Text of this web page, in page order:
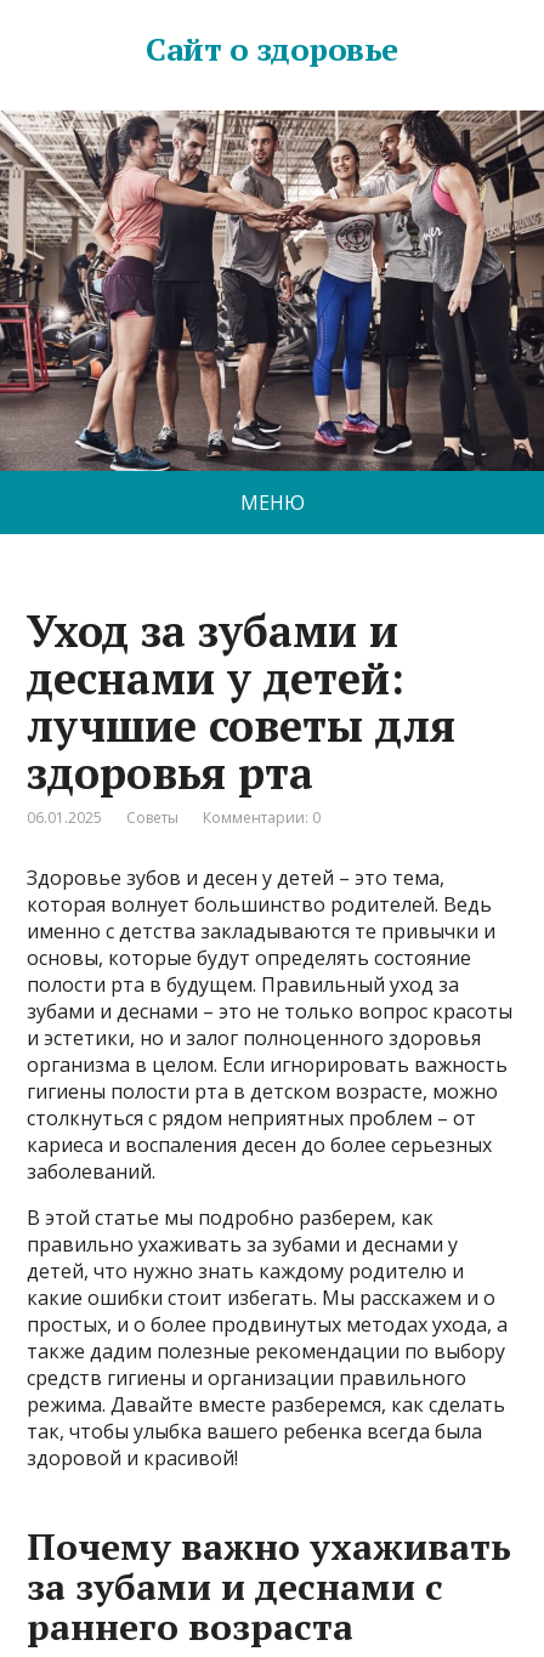
Сайт о здоровье
МЕНЮ
Уход за зубами и
деснами у детей:
лучшие советы для
здоровья рта
06.01.2025 Советы Комментарии: 0
Здоровье зубов и десен у детей – это тема,
которая волнует большинство родителей. Ведь
именно с детства закладываются те привычки и
основы, которые будут определять состояние
полости рта в будущем. Правильный уход за
зубами и деснами – это не только вопрос красоты
и эстетики, но и залог полноценного здоровья
организма в целом. Если игнорировать важность
гигиены полости рта в детском возрасте, можно
столкнуться с рядом неприятных проблем – от
кариеса и воспаления десен до более серьезных
заболеваний.
В этой статье мы подробно разберем, как
правильно ухаживать за зубами и деснами у
детей, что нужно знать каждому родителю и
какие ошибки стоит избегать. Мы расскажем и о
простых, и о более продвинутых методах ухода, а
также дадим полезные рекомендации по выбору
средств гигиены и организации правильного
режима. Давайте вместе разберемся, как сделать
так, чтобы улыбка вашего ребенка всегда была
здоровой и красивой!
Почему важно ухаживать
за зубами и деснами с
раннего возраста